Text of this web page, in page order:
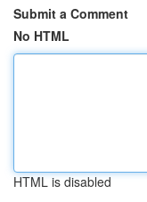
Submit a Comment
No HTML
HTML is disabled